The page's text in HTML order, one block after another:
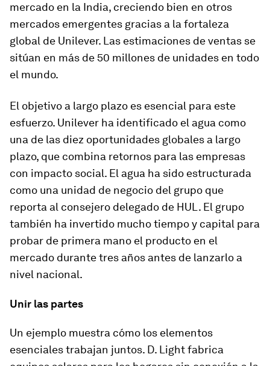
mercado en la India, creciendo bien en otros
mercados emergentes gracias a la fortaleza
global de Unilever. Las estimaciones de ventas se
sitúan en más de 50 millones de unidades en todo
el mundo.
El objetivo a largo plazo es esencial para este
esfuerzo. Unilever ha identificado el agua como
una de las diez oportunidades globales a largo
plazo, que combina retornos para las empresas
con impacto social. El agua ha sido estructurada
como una unidad de negocio del grupo que
reporta al consejero delegado de HUL. El grupo
también ha invertido mucho tiempo y capital para
probar de primera mano el producto en el
mercado durante tres años antes de lanzarlo a
nivel nacional.
Unir las partes
Un ejemplo muestra cómo los elementos
esenciales trabajan juntos. D. Light fabrica